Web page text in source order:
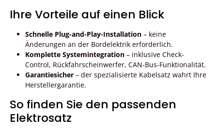
Ihre Vorteile auf einen Blick
Schnelle Plug-and-Play-Installation – keine
Änderungen an der Bordelektrik erforderlich.
Komplette Systemintegration – inklusive Check-
Control, Rückfahrscheinwerfer, CAN-Bus-Funktionalität.
Garantie­sicher – der spezialisierte Kabelsatz wahrt Ihre
Herstellergarantie.
So finden Sie den passenden
Elektrosatz